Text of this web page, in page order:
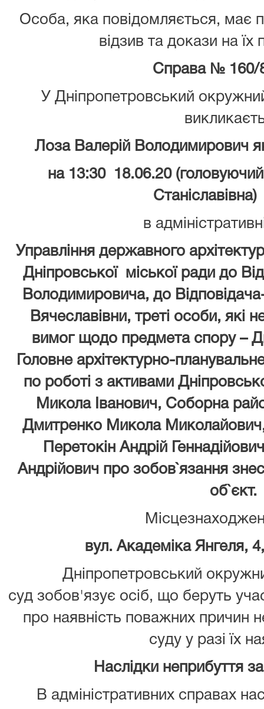
Особа, яка повідомляється, має
відзив та докази на їх
Справа № 160/
У Дніпропетровський
Лоза Валерій Володимирович
на 13:30 18.06.20
в
Управління державного
Дніпровської міської ради до
Володимировича, до
Вячеславівни, треті особи, які
вимог щодо предмета спору –
Головне архітектурно-
по роботі з активами
Микола Іванович, Соборна
Дмитренко Микола Миколайович,
Перетокін Андрій
Андрійович про зобов`язання
об`єкт.
вул. Академіка Янгеля,
Дніпропетровський
суд зобов'язує осіб, що беруть
про наявність поважних причин
суду у разі їх
Наслідки неприбуття
В адміністративних справах